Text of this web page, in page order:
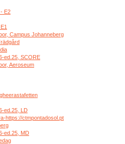
E2
Campus Johanneberg
ed.25, SCORE
Aeroseum
ed.25, LD
https://ctmpontadosol.pt
ed.25, MD